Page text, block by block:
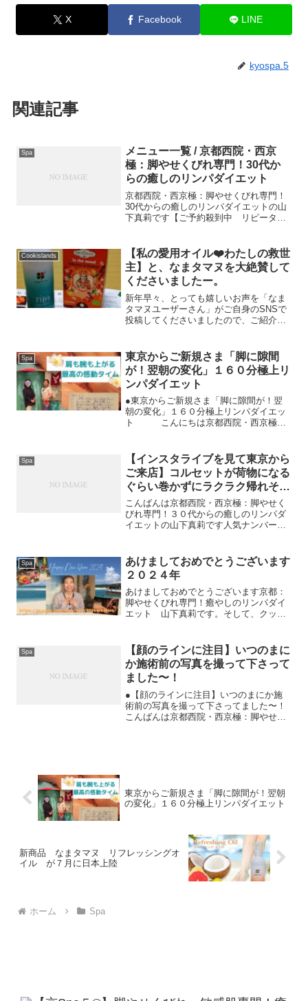
X Facebook LINE
kyospa.5
関連記事
Spa
メニュー一覧 / 京都西院・西京
極：脚やせくびれ専門！30代か
らの癒しのリンパダイエット
京都西院・西京極：脚やせくびれ専門！
30代からの癒しのリンパダイエットの山
下真莉です【ご予約殺到中 リピーター
１本丸ごと使った極上リンパダイエット
１６０分美脚とくびれを...
Cookislands
【私の愛用オイル❤️わたしの救世
主】と、なまタマヌを大絶賛して
くださいましたー。
新年早々、とっても嬉しいお声を「なま
タマヌユーザーさん」がご自身のSNSで
投稿してくださいましたので、ご紹介さ
に何かをつけるのはあまり好きではな
く。ベタベタするのがほ...
Spa
東京からご新規さま「脚に隙間
が！翌朝の変化」１６０分極上リ
ンパダイエット
●東京からご新規さま「脚に隙間が！翌
朝の変化」１６０分極上リンパダイエッ
ト こんにちは京都西院・西京極：
禍ずーっと施術を楽しみにしてくださっ
てたご新規Mayumiさ...
Spa
【インスタライブを見て東京から
ご来店】コルセットが荷物になる
ぐらい巻かずにラクラク帰れそ
う！
こんばんは京都西院・西京極：脚やせく
びれ専門！３０代からの癒しのリンパダ
イエットの山下真莉です人気ナンバー１
させていただきます。インスタライブで
京Spaのことを知り念願...
Spa
あけましておめでとうございます
２０２４年
あけましておめでとうございます京都：
脚やせくびれ専門！癒やしのリンパダイ
エット 山下真莉です。そして、クック
だきました。日本でこんな素敵な機会を
いただく日が来るとは...
Spa
【顔のラインに注目】いつのまに
か施術前の写真を撮って下さって
ました〜！
●【顔のラインに注目】いつのまにか施
術前の写真を撮って下さってました〜！
こんばんは京都西院・西京極：脚やせく
東京からご新規さま「脚に隙間が！翌朝
の変化」１６０分極上リンパダイエット
新商品 なまタマヌ リフレッシングオ
イル が７月に日本上陸
ホーム Spa